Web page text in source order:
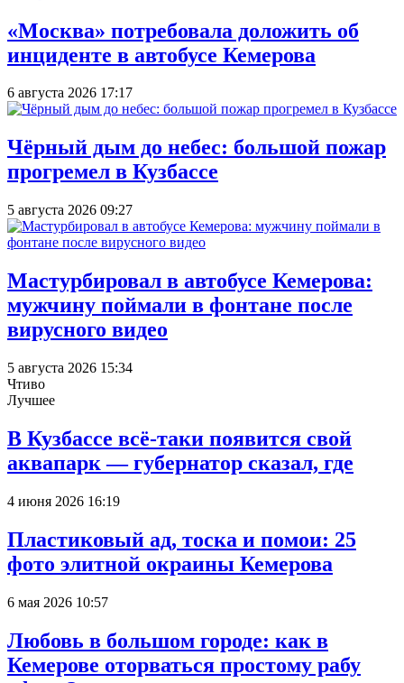
«Москва» потребовала доложить об
инциденте в автобусе Кемерова
6 августа 2026 17:17
Чёрный дым до небес: большой пожар
прогремел в Кузбассе
5 августа 2026 09:27
Мастурбировал в автобусе Кемерова:
мужчину поймали в фонтане после
вирусного видео
5 августа 2026 15:34
Чтиво
Лучшее
В Кузбассе всё-таки появится свой
аквапарк — губернатор сказал, где
4 июня 2026 16:19
Пластиковый ад, тоска и помои: 25
фото элитной окраины Кемерова
6 мая 2026 10:57
Любовь в большом городе: как в
Кемерове оторваться простому рабу